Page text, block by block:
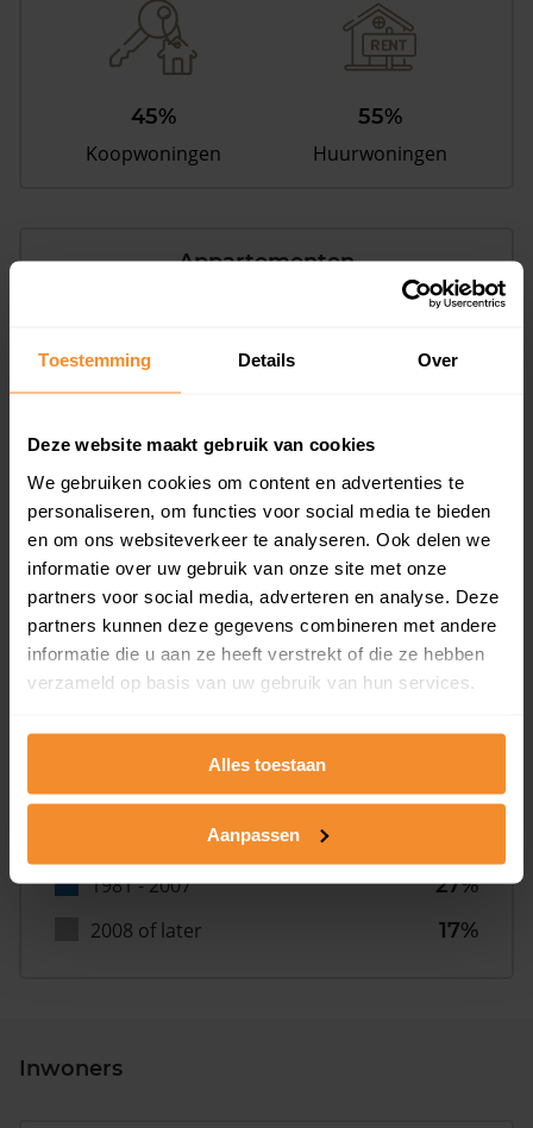
Toestemming Details Over
Deze website maakt gebruik van cookies
We gebruiken cookies om content en advertenties te
personaliseren, om functies voor social media te bieden
en om ons websiteverkeer te analyseren. Ook delen we
informatie over uw gebruik van onze site met onze
partners voor social media, adverteren en analyse. Deze
partners kunnen deze gegevens combineren met andere
informatie die u aan ze heeft verstrekt of die ze hebben
verzameld op basis van uw gebruik van hun services.
Alles toestaan
Aanpassen
45%
Koopwoningen
55%
Huurwoningen
Appartementen
aandeel van totale woningen
Bouwjaar
T/m 1945
14%
1981 - 2007
27%
2008 of later
17%
Inwoners